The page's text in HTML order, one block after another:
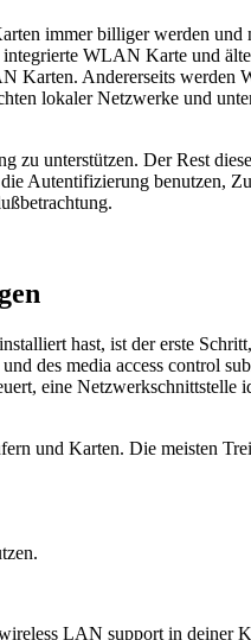
immer billiger werden und
WLAN Karte und
Karten. Andererseits
lokaler Netzwerke und
unterstützen. Der Rest
Autentifizierung benutzen,
hast, ist der erste
des media access control
eine
und Karten. Die meisten
LAN support in deiner